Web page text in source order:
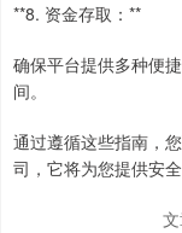
**8. 资金存取：**
确保平台提供多种便
间。
通过遵循这些指南，
司，它将为您提供安